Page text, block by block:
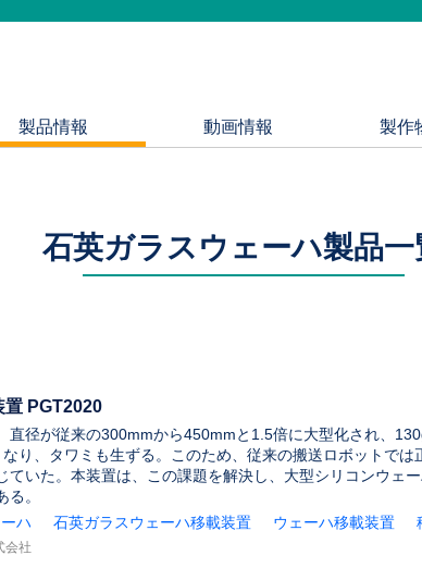
製品情報 動画情報 製作
石英ガラスウェーハ製品一
置 PGT2020
直径が従来の300mmから450mmと1.5倍に大型化され、
り、タワミも生ずる。このため、従来の搬送ロボットでは
ていた。本装置は、この課題を解決し、大型シリコンウェ
。
ハ
石英ガラスウェーハ移載装置 ウェーハ移載装置
会社